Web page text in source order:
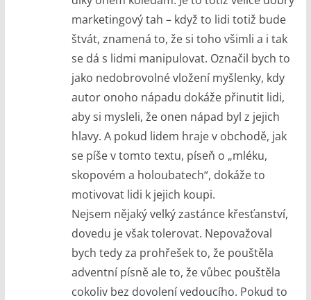
marketingový tah – když to lidi totiž bude
štvát, znamená to, že si toho všimli a i tak
se dá s lidmi manipulovat. Označil bych to
jako nedobrovolné vložení myšlenky, kdy
autor onoho nápadu dokáže přinutit lidi,
aby si mysleli, že onen nápad byl z jejich
hlavy. A pokud lidem hraje v obchodě, jak
se píše v tomto textu, píseň o „mléku,
skopovém a holoubatech“, dokáže to
motivovat lidi k jejich koupi.
Nejsem nějaký velký zastánce křesťanství,
dovedu je však tolerovat. Nepovažoval
bych tedy za prohřešek to, že pouštěla
adventní písně ale to, že vůbec pouštěla
cokoliv bez dovolení vedoucího. Pokud to